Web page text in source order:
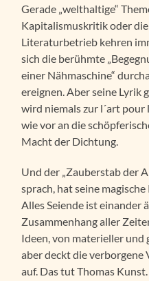
Gerade „welthaltige“
Kapitalismuskritik oder
Literaturbetrieb kehren
sich die berühmte
einer Nähmaschine“
ereignen. Aber seine Lyrik
wird niemals zur l´art pour
wie vor an die
Macht der Dichtung.
Und der „Zauberstab der
sprach, hat seine
Alles Seiende ist einander
Zusammenhang aller
Ideen, von materieller
aber deckt die
auf. Das tut Thomas Kunst.